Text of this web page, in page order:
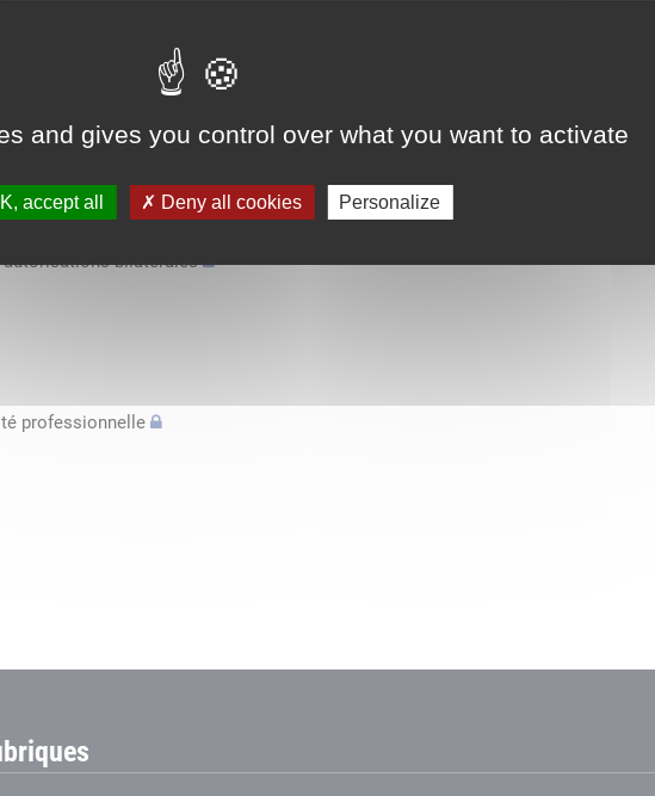
and gives you control over what you want to activate
accept all Deny all cookies Personalize
attestation conducteurs...
européen avec des véhicules n'excédant pas 3,5 tonnes, consultez le
européen avec des véhicules n'excédant pas 3,5 tonnes, consultez le
bilatérales
professionnelle